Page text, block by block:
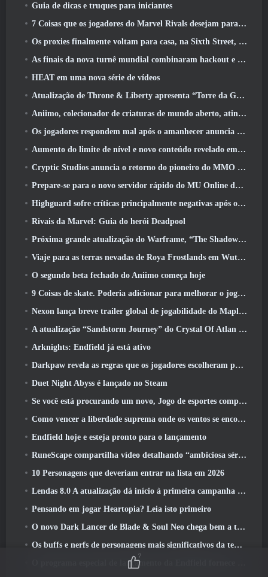
Guia de dicas e truques para iniciantes
7 Coisas que os jogadores do Marvel Rivals desejam para o jogo 2026
Os proxies finalmente voltam para casa, na Sixth Street, na versão Zenless Zone Zero 2.6 Atualizar
As finais da nova turnê mundial combinaram hackout e lasers orbitais
HEAT em uma nova série de vídeos
Atualização de Throne & Liberty apresenta “Torre da Ganância” gerada aleatoriamente
Aniimo, colecionador de criaturas de mundo aberto, atinge as notas certas
Os jogadores respondem mal após o amanhecer anuncia planos para pular roteiros para EverQuest e EQ2
Aumento do limite de nível e novo conteúdo revelado em Phantasy Star Online 2: Fluxo de onda de título NGS
Cryptic Studios anuncia o retorno do pioneiro do MMO Jack Emmert como CEO
Prepare-se para o novo servidor rápido do MU Online durante o pré-evento
Highguard sofre críticas principalmente negativas após o lançamento
Rivais da Marvel: Guia do herói Deadpool
Próxima grande atualização do Warframe, “The Shadowgrapher” chegará em março
Viaje para as terras nevadas de Roya Frostlands em Wuthering Waves, próxima versão 3.1
O segundo beta fechado do Aniimo começa hoje
9 Coisas de skate. Poderia adicionar para melhorar o jogo em 2026
Nexon lança breve trailer global de jogabilidade do MapleStory Classic World
A atualização “Sandstorm Journey” do Crystal Of Atlan aumenta o limite de nível para 70
Arknights: Endfield já está ativo
Darkpaw revela as regras que os jogadores escolheram para o próximo servidor Frostreaver do EverQuest
Duet Night Abyss é lançado no Steam
Se você está procurando um novo, Jogo de esportes competitivos, O teste beta fechado do futebol freestyle 2 Está a caminho
Como vencer a liberdade suprema onde os ventos se encontram
Endfield hoje e esteja pronto para o lançamento
RuneScape compartilha vídeo detalhando “ambiciosa série de atualizações de conteúdo”
10 Personagens que deveriam entrar na lista em 2026
Lendas 8.0 A atualização dá início à primeira campanha de 2026
Pensando em jogar Heartopia? Leia isto primeiro
O novo Dark Lancer de Blade & Soul Neo chega bem a tempo para o primeiro aniversário
Os buffs e nerfs de personagens mais significativos da temporada 6
O programa especial de lançamento da Endfield fornece detalhes sobre o sistema de monetização do jogo
7